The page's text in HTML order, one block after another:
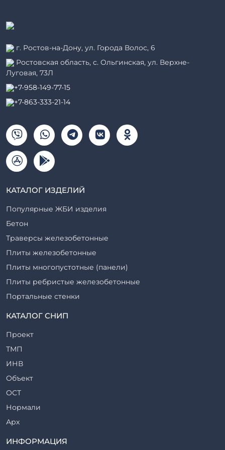
г. Ростов-на-Дону, ул. Города Волос, 6
Ростовская область, с. Ольгинская, ул. Верхне-
Луговая, 73Л
+7-958-149-77-15
+7-863-333-21-14
КАТАЛОГ ИЗДЕЛИЙ
Популярные ЖБИ изделия
Бетон
Траверсы железобетонные
Плиты железобетонные
Плиты многопустотные (панели)
Плиты ребристые железобетонные
Портальные стенки
Прогоны железобетонные
Ригели железобетонные
Сваи железобетонные
Стеновые блоки
Стойки железобетонные
Столбы железобетонные
Закладные детали
Трубы железобетонные
Утяжелители железобетонные
КАТАЛОГ СНИП
Проект
ТМП
ИНВ
Объект
ОСТ
Нормали
Арх
ТР
ИНФОРМАЦИЯ